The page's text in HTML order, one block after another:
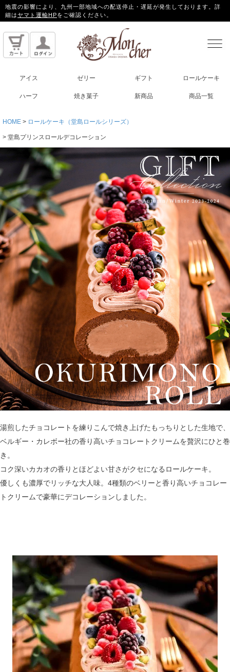
地震の影響により、九州一部地域への配送停止・遅延が発生しております。詳
細はヤマト運輸HPをご確認ください。
アイス ゼリー ギフト ロールケーキ
ハーフ 焼き菓子 新商品 商品一覧
HOME ロールケーキ（堂島ロールシリーズ）
堂島プリンスロールデコレーション
湯煎したチョコレートを練りこんで焼き上げたもっちりとした生地で、
ベルギー・カレボー社の香り高いチョコレートクリームを贅沢にひと巻
き。
コク深いカカオの香りとほどよい甘さがクセになるロールケーキ。
優しくも濃厚でリッチな大人味。4種類のベリーと香り高いチョコレー
トクリームで豪華にデコレーションしました。